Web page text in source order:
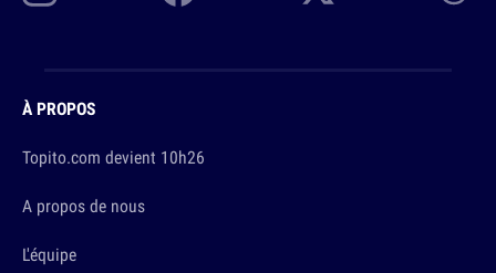
À PROPOS
Topito.com devient 10h26
A propos de nous
L'équipe